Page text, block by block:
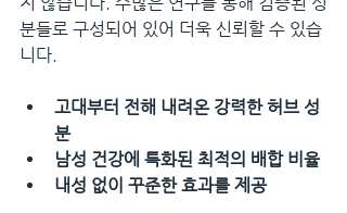
분들로 구성되어 있어 더욱 신뢰할 수 있습
니다.
고대부터 전해 내려온 강력한 허브 성
분
남성 건강에 특화된 최적의 배합 비율
내성 없이 꾸준한 효과를 제공